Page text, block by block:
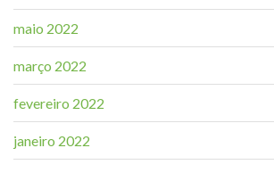
maio 2022
março 2022
fevereiro 2022
janeiro 2022